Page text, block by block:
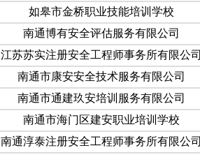
如皋市金桥职业技能培训学校
南通博有安全评估服务有限公司
江苏苏实注册安全工程师事务所有限公司
南通市康安安全技术服务有限公司
南通市通建玖安培训服务有限公司
南通市海门区建安职业培训学校
南通淳泰注册安全工程师事务所有限公司